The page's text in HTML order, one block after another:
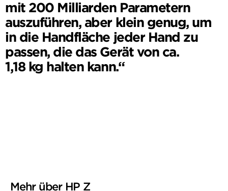
Entwickler:innen und
Enthusiast:innen verlockend.“
Mehr über HP Z